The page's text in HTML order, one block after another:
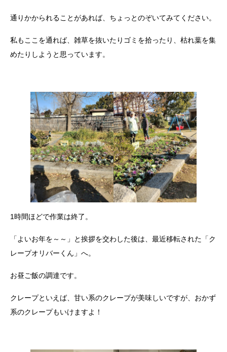
通りかかられることがあれば、ちょっとのぞいてみてください。
私もここを通れば、雑草を抜いたりゴミを拾ったり、枯れ葉を集
めたりしようと思っています。
1時間ほどで作業は終了。
「よいお年を～～」と挨拶を交わした後は、最近移転された「ク
レープオリバーくん」へ。
お昼ご飯の調達です。
クレープといえば、甘い系のクレープが美味しいですが、おかず
系のクレープもいけますよ！